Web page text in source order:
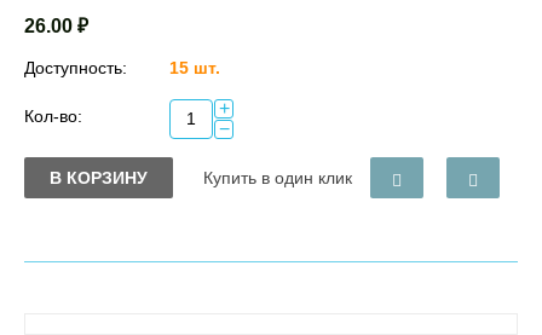
26.00 ₽
Доступность: 15 шт.
Кол-во:
+
−
В КОРЗИНУ Купить в один клик